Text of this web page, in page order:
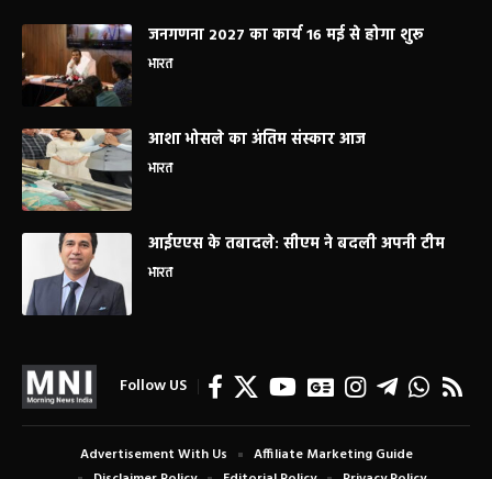
जनगणना 2027 का कार्य 16 मई से होगा शुरू
भारत
आशा भोसले का अंतिम संस्कार आज
भारत
आईएएस के तबादले: सीएम ने बदली अपनी टीम
भारत
Follow US
Advertisement With Us
Affiliate Marketing Guide